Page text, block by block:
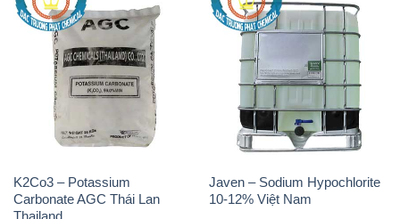
K2Co3 – Potassium
Carbonate AGC Thái Lan
Thailand
Javen – Sodium Hypochlorite
10-12% Việt Nam